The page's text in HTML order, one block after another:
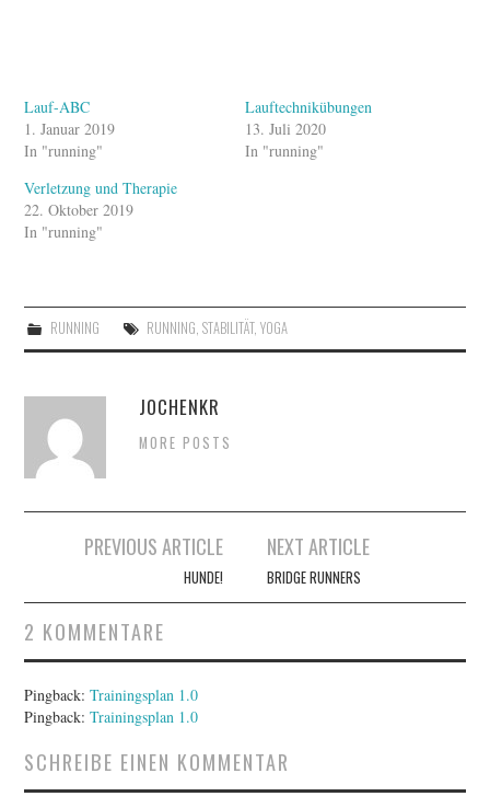
Lauf-ABC
1. Januar 2019
In "running"
Lauftechnikübungen
13. Juli 2020
In "running"
Verletzung und Therapie
22. Oktober 2019
In "running"
RUNNING RUNNING, STABILITÄT, YOGA
JOCHENKR
MORE POSTS
Artikel-PREVIOUS ARTICLE
HUNDE!
NEXT ARTICLE
BRIDGE RUNNERS
2 KOMMENTARE
Pingback:Trainingsplan 1.0
Pingback:Trainingsplan 1.0
SCHREIBE EINEN KOMMENTAR